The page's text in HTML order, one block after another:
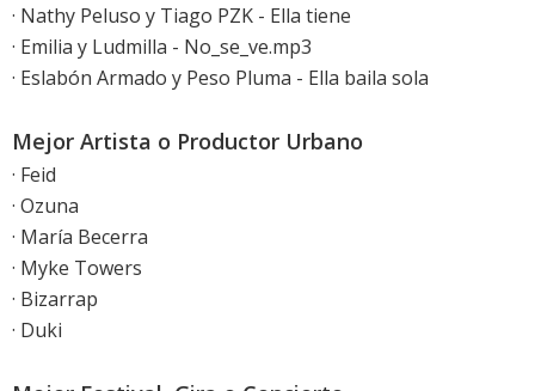
· Nathy Peluso y Tiago PZK - Ella tiene
· Emilia y Ludmilla - No_se_ve.mp3
· Eslabón Armado y Peso Pluma - Ella baila sola
Mejor Artista o Productor Urbano
· Feid
· Ozuna
· María Becerra
· Myke Towers
· Bizarrap
· Duki